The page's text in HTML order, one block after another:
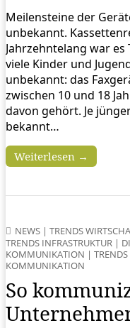
Meilensteine der
unbekannt.
Jahrzehntelang war
viele Kinder und
unbekannt: das
zwischen 10 und 18
davon gehört. Je
bekannt…
Weiterlesen →
NEWS | TRENDS
TRENDS INFRASTRUKTUR |
KOMMUNIKATION | TRENDS
KOMMUNIKATION
So